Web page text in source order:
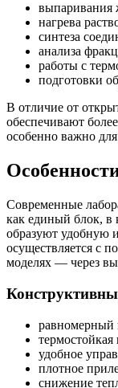
выпаривания
нагрева
синтеза
анализа
работы с
подготовки
В отличие от
обеспечивают
особенно важно
Современные
как единый блок, в
образуют удобную
осуществляется с
моделях — через
равномерный
удобное
плотное
снижение